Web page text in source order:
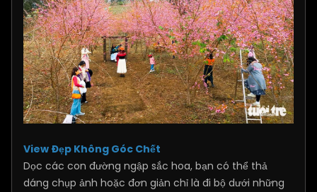
View Đẹp Không Góc Chết
Dọc các con đường ngập sắc hoa, bạn có thể thả
dáng chụp ảnh hoặc đơn giản chỉ là đi bộ dưới những